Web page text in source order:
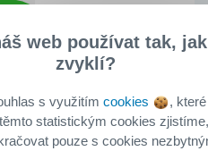
web používat tak,
zvyklí?
s využitím cookies
,
statistickým cookies
pouze s cookies